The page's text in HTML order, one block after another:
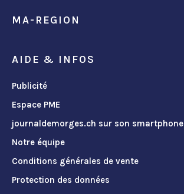
MA-REGION
AIDE & INFOS
Publicité
Espace PME
journaldemorges.ch sur son smartphone
Notre équipe
Conditions générales de vente
Protection des données